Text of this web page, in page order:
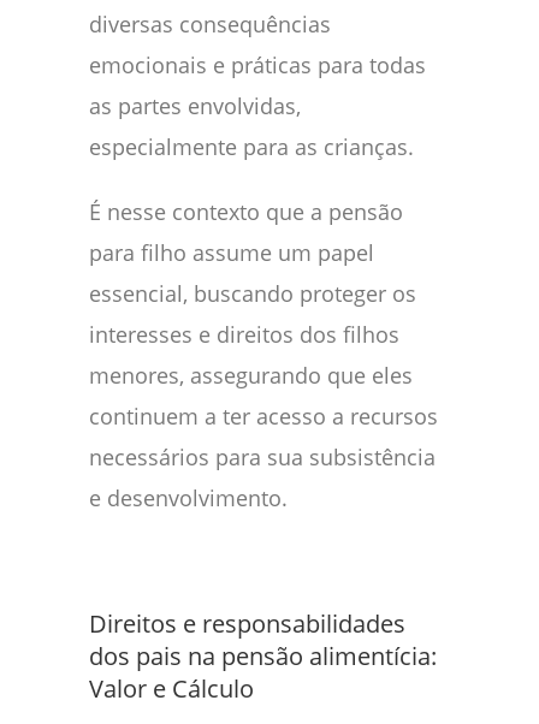
diversas consequências
emocionais e práticas para todas
as partes envolvidas,
especialmente para as crianças.
É nesse contexto que a pensão
para filho assume um papel
essencial, buscando proteger os
interesses e direitos dos filhos
menores, assegurando que eles
continuem a ter acesso a recursos
necessários para sua subsistência
e desenvolvimento.
Direitos e responsabilidades
dos pais na pensão alimentícia:
Valor e Cálculo